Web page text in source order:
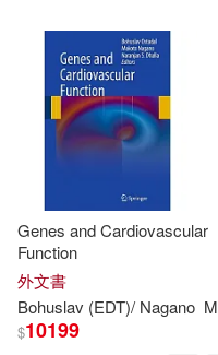
Genes and Cardiovascular
Function
外文書
Bohuslav (EDT)/ Nagano Makoto (EDT)/ Dhalla
$10199